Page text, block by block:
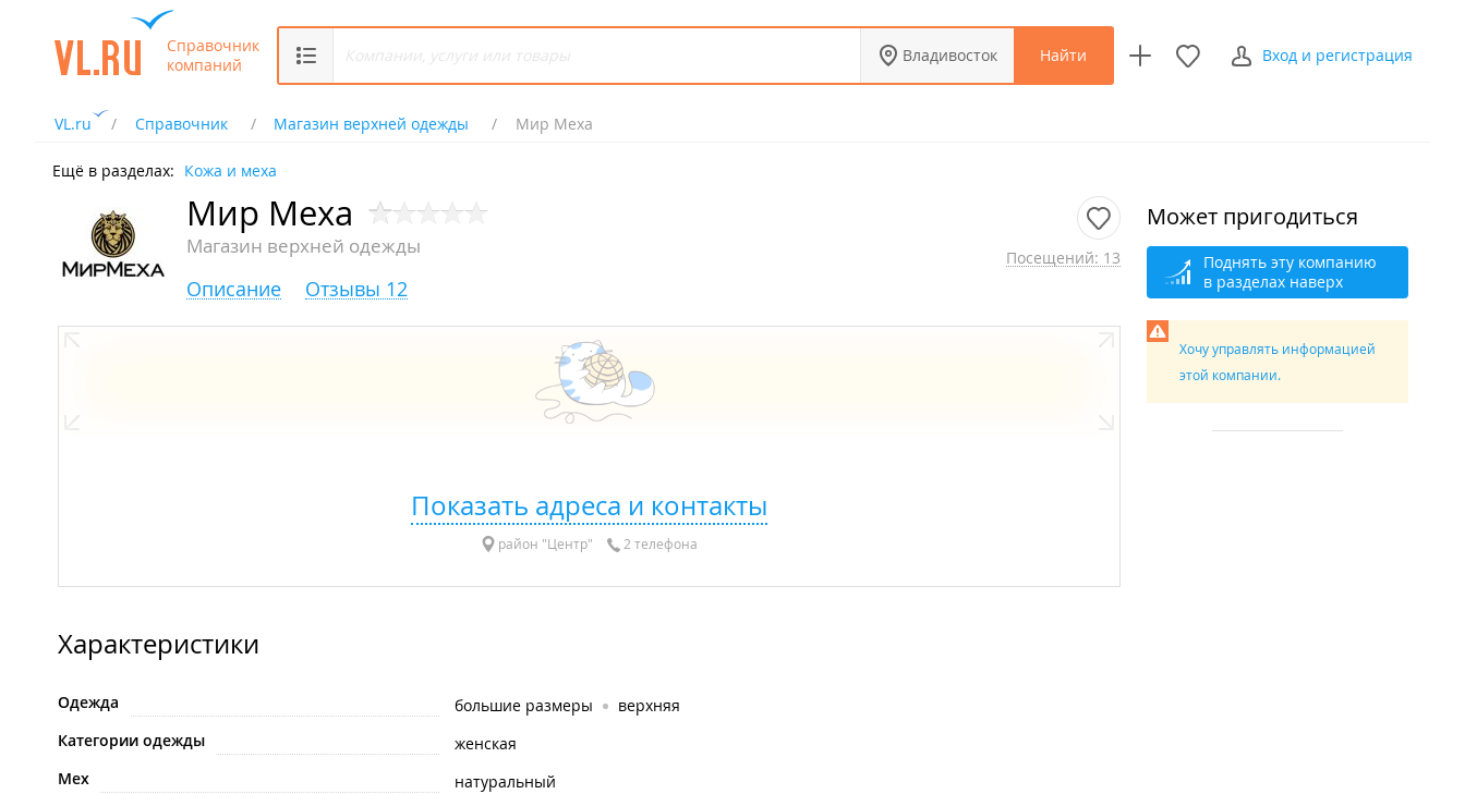
Справочник
компаний
Владивосток Найти Вход и регистрация
VL.ru Справочник Магазин верхней одежды Мир Меха
Ещё в разделах: Кожа и меха
Мир Меха
Магазин верхней одежды Посещений: 13
Описание Отзывы 12
Показать адреса и контакты
район "Центр" 2 телефона
Характеристики
Одежда большие размеры
верхняя
Категории одежды
женская
Мех
натуральный
Может пригодиться
Поднять эту компанию
в разделах наверх
Хочу управлять информацией
этой компании.